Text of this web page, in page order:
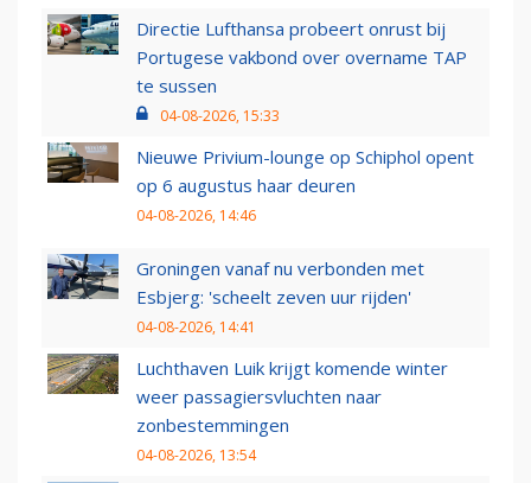
Directie Lufthansa probeert onrust bij
Portugese vakbond over overname TAP
te sussen
04-08-2026, 15:33
Nieuwe Privium-lounge op Schiphol opent
op 6 augustus haar deuren
04-08-2026, 14:46
Groningen vanaf nu verbonden met
Esbjerg: 'scheelt zeven uur rijden'
04-08-2026, 14:41
Luchthaven Luik krijgt komende winter
weer passagiersvluchten naar
zonbestemmingen
04-08-2026, 13:54